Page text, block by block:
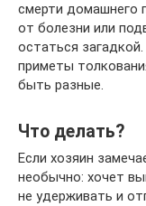
смерти домашнего
от болезни или
остаться
приметы
быть разные.
Что делать?
Если хозяин
необычно: хочет
не удерживать и